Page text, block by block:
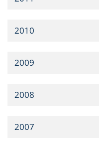
2010
2009
2008
2007